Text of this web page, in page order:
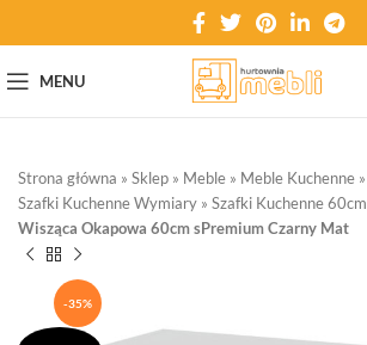
MENU
Strona główna » Sklep » Meble » Meble Kuchenne »
Szafki Kuchenne Wymiary » Szafki Kuchenne 60cm
Wisząca Okapowa 60cm sPremium Czarny Mat
-35%